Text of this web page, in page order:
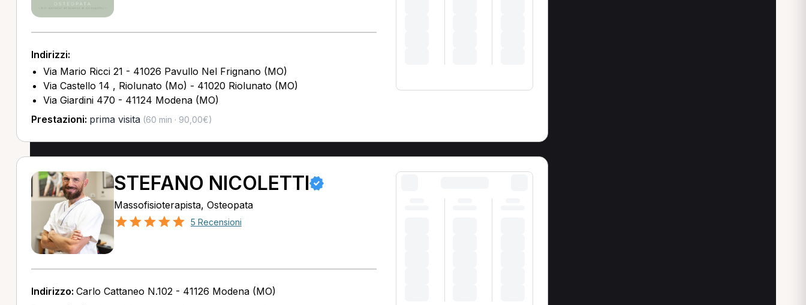
Indirizzi:
Via Mario Ricci 21 - 41026 Pavullo Nel Frignano (MO)
Via Castello 14 , Riolunato (Mo) - 41020 Riolunato (MO)
Via Giardini 470 - 41124 Modena (MO)
Prestazioni: prima visita(60 min · 90,00€)
STEFANO NICOLETTI
Massofisioterapista, Osteopata
5 Recensioni
Indirizzo: Carlo Cattaneo N.102 - 41126 Modena (MO)